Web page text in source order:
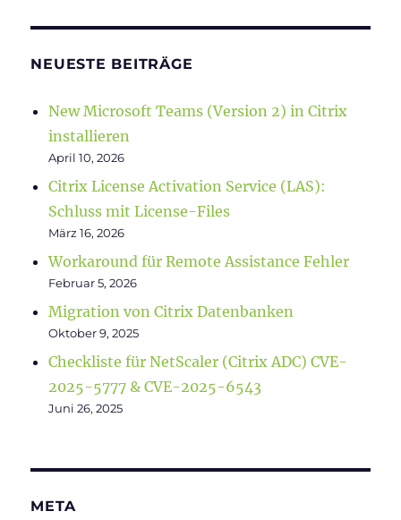
NEUESTE BEITRÄGE
New Microsoft Teams (Version 2) in Citrix
installieren
April 10, 2026
Citrix License Activation Service (LAS):
Schluss mit License-Files
März 16, 2026
Workaround für Remote Assistance Fehler
Februar 5, 2026
Migration von Citrix Datenbanken
Oktober 9, 2025
Checkliste für NetScaler (Citrix ADC) CVE-
2025-5777 & CVE-2025-6543
Juni 26, 2025
META